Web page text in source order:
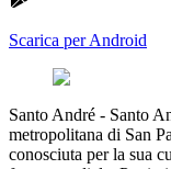
Scarica per Android
Santo André - Santo
metropolitana di San
conosciuta per la sua